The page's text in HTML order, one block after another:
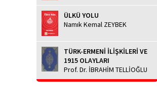
ÜLKÜ YOLU
Namık Kemal ZEYBEK
TÜRK-ERMENİ İLİŞKİLERİ VE
1915 OLAYLARI
Prof. Dr. İBRAHİM TELLİOĞLU